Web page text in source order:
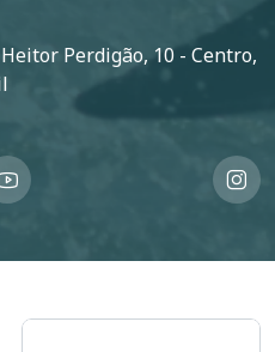
Perdigão, 10 - Centro,
Imagem